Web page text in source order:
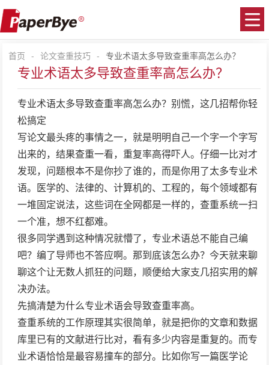
首页 - 论文查重技巧 - 专业术语太多导致查重率高怎么办？
专业术语太多导致查重率高怎么办？
专业术语太多导致查重率高怎么办？别慌，这几招帮你轻
松搞定
写论文最头疼的事情之一，就是明明自己一个字一个字写
出来的，结果查重一看，重复率高得吓人。仔细一比对才
发现，问题根本不是你抄了谁的，而是你用了太多专业术
语。医学的、法律的、计算机的、工程的，每个领域都有
一堆固定说法，这些词在全网都是一样的，查重系统一扫
一个准，想不红都难。
很多同学遇到这种情况就懵了，专业术语总不能自己编
吧？编了导师也不答应啊。那到底该怎么办？今天就来聊
聊这个让无数人抓狂的问题，顺便给大家支几招实用的解
决办法。
先搞清楚为什么专业术语会导致查重率高。
查重系统的工作原理其实很简单，就是把你的文章和数据
库里已有的文献进行比对，看有多少内容是重复的。而专
业术语恰恰是最容易撞车的部分。比如你写一篇医学论